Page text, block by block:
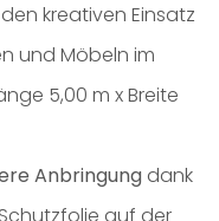
kreativen Einsatz
und Möbeln im
5,00 m x Breite
Anbringung dank